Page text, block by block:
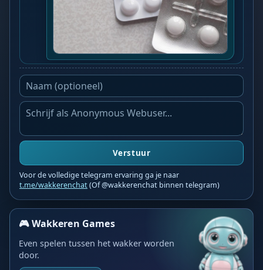
Verstuur
Voor de volledige telegram ervaring ga je naar
t.me/wakkerenchat(Of @wakkerenchat binnen telegram)
🎮 Wakkeren Games
Even spelen tussen het wakker worden
door.